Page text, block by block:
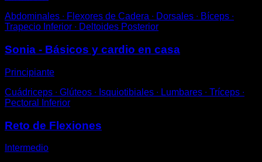
Abdominales ∙ Flexores de Cadera ∙ Dorsales ∙ Bíceps ∙
Trapecio Inferior ∙ Deltoides Posterior
Sonia - Básicos y cardio en casa
Principiante
Cuádriceps ∙ Glúteos ∙ Isquiotibiales ∙ Lumbares ∙ Tríceps ∙
Pectoral Inferior
Reto de Flexiones
Intermedio